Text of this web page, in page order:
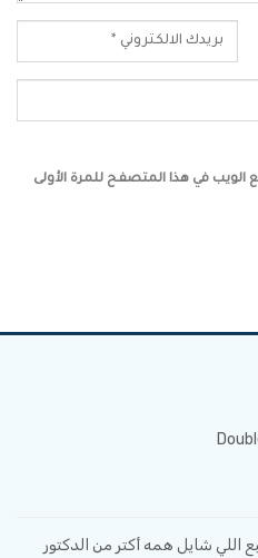
الويب في هذا المتصفح للمرة الأولى
اللي شايل همه أكتر من الدكتور